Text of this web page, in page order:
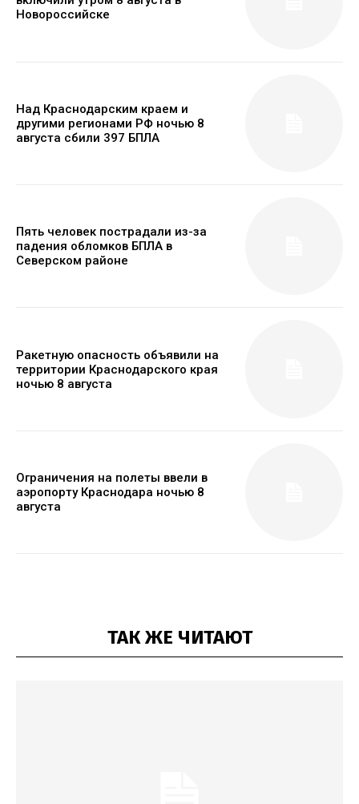
Новороссийске
Над Краснодарским краем и
другими регионами РФ ночью 8
августа сбили 397 БПЛА
Пять человек пострадали из-за
падения обломков БПЛА в
Северском районе
Ракетную опасность объявили на
территории Краснодарского края
ночью 8 августа
Ограничения на полеты ввели в
аэропорту Краснодара ночью 8
августа
ТАК ЖЕ ЧИТАЮТ